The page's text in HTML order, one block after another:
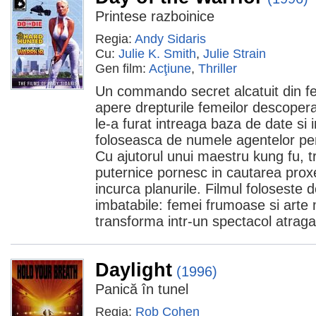
Printese razboinice
Regia: Andy Sidaris
Cu: Julie K. Smith, Julie Strain
Gen film: Acţiune, Thriller
Un commando secret alcatuit din
apere drepturile femeilor
le-a furat intreaga baza de date si
foloseasca de numele agentelor
Cu ajutorul unui maestru kung fu,
puternice pornesc in cautarea
incurca planurile. Filmul foloseste
imbatabile: femei frumoase si arte
transforma intr-un spectacol
Daylight (1996)
Panică în tunel
Regia: Rob Cohen